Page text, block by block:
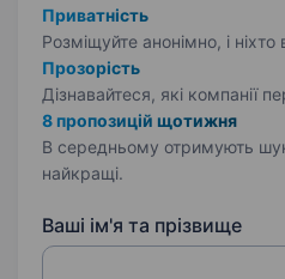
Приватність
Розміщуйте анонімно, і ніхто
Прозорість
Дізнавайтеся, які компанії
8 пропозицій щотижня
В середньому отримують
найкращі.
Ваші ім'я та прізвище